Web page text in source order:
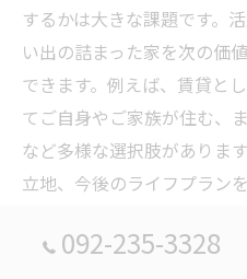
するかは大きな課題です。
い出の詰まった家を次の価
できます。例えば、賃貸と
てご自身やご家族が住む、
など多様な選択肢がありま
立地、今後のライフプラン
を検討することが重要です
の整理だけでなく、活用方
092-235-3328